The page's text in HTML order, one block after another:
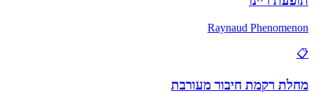
Raynaud Phenomenon
📋
מחלת רקמת חיבור מעורבת